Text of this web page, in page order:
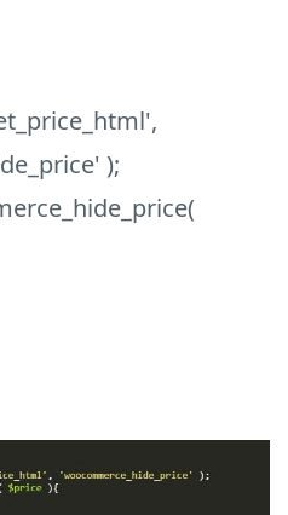
);